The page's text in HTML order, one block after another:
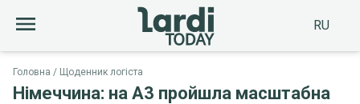
RU
Головна Щоденник логіста
Німеччина: на A3 пройшла масштабна